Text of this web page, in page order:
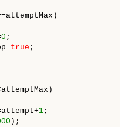
0 ;
true ;
1;
);